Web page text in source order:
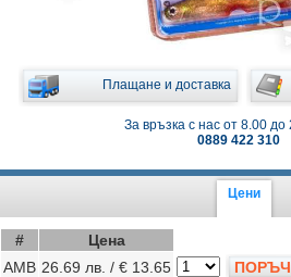
Плащане и доставка
За връзка с нас от 8.00 до
0889 422 310
Цени
#
Цена
AMB 26.69 лв. / € 13.65